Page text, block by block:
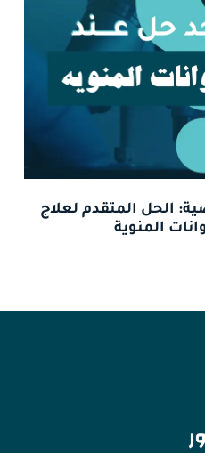
الحل المتقدم لعلاج
المنوية